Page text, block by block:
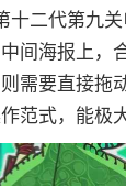
十二代第九
间海报上，
需要直接拖
范式，能极